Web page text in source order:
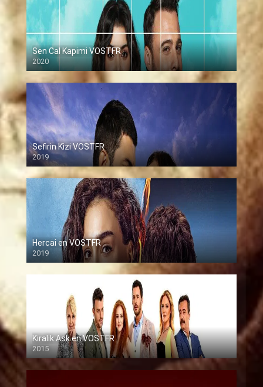
Sen Cal Kapimi VOSTFR
2020
Sefirin Kizi VOSTFR
2019
Hercai en VOSTFR
2019
Kiralik Ask en VOSTFR
2015